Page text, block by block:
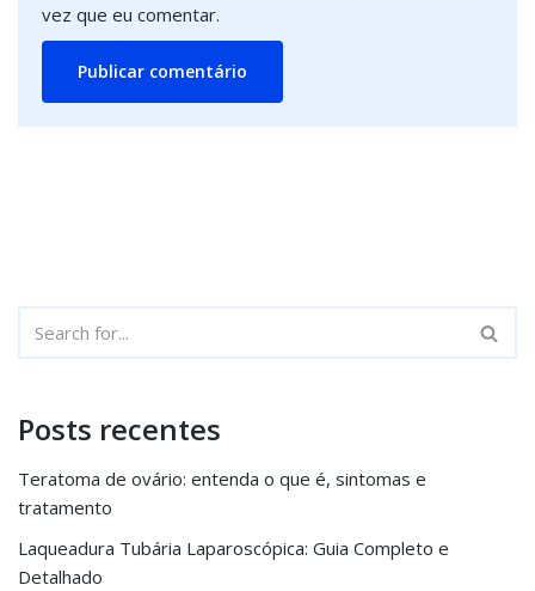
vez que eu comentar.
Posts recentes
Teratoma de ovário: entenda o que é, sintomas e
tratamento
Laqueadura Tubária Laparoscópica: Guia Completo e
Detalhado